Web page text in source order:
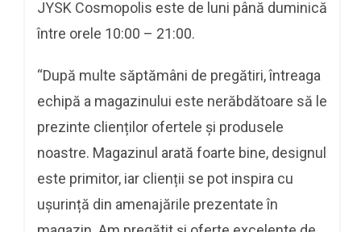
JYSK Cosmopolis este de luni până duminică
între orele 10:00 – 21:00.
“După multe săptămâni de pregătiri, întreaga
echipă a magazinului este nerăbdătoare să le
prezinte clienților ofertele și produsele
noastre. Magazinul arată foarte bine, designul
este primitor, iar clienții se pot inspira cu
ușurință din amenajările prezentate în